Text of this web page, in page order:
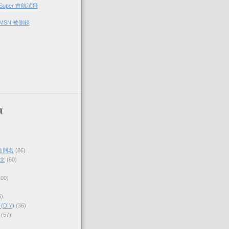
首航試飛
被側錄
則名 (86)
(60)
(36)
(57)